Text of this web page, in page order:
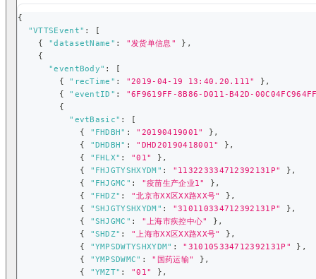
{
"VTTSEvent" :
[
{
"datasetName" : "发货单信息" } ,
{
"eventBody" :
[
{
"recTime" : "2019-04-19 13:40.20.111" } ,
{
"eventID" :
"6F9619FF-8B86-D011-B42D-
{
"evtBasic" :
[
{
"FHDBH" : "20190419001" } ,
{
"DHDBH" : "DHD20190418001" } ,
{
"FHLX" : "01" } ,
{
"FHJGTYSHXYDM" : "113223334712392131P" } ,
{
"FHJGMC" : "疫苗生产企业1" } ,
{
"FHDZ" : "北京市XX区XX路XX号" } ,
{
"SHJGTYSHXYDM" : "310110334712392131P" } ,
{
"SHJGMC" : "上海市疾控中心" } ,
{
"SHDZ" : "上海市XX区XX路XX号" } ,
{
"YMPSDWTYSHXYDM" : "310105334712392131P" } ,
{
"YMPSDWMC" : "国药运输" } ,
{
"YMZT" : "01" } ,